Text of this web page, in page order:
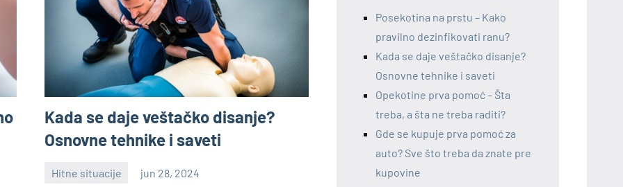
Kada se daje veštačko disanje?
Osnovne tehnike i saveti
Hitne situacije jun 28, 2024
Posekotina na prstu – Kako
pravilno dezinfikovati ranu?
Kada se daje veštačko disanje?
Osnovne tehnike i saveti
Opekotine prva pomoć – Šta
treba, a šta ne treba raditi?
Gde se kupuje prva pomoć za
auto? Sve što treba da znate pre
kupovine